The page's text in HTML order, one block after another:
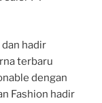
hadir
terbaru
dengan
Fashion hadir